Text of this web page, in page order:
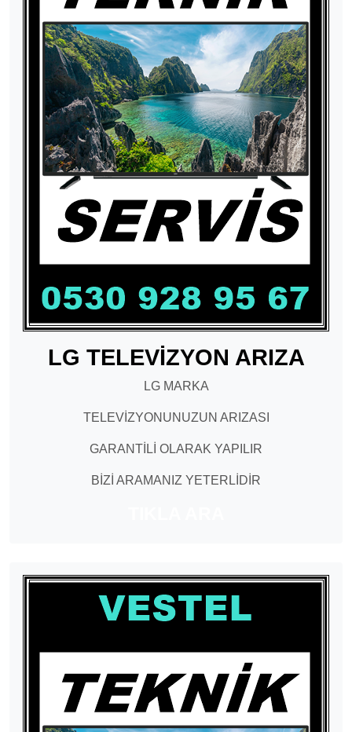
LG TELEVİZYON ARIZA
LG MARKA
TELEVİZYONUNUZUN ARIZASI
GARANTİLİ OLARAK YAPILIR
BİZİ ARAMANIZ YETERLİDİR